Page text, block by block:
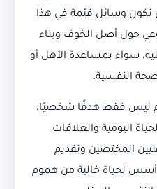
تكون وسائل قيّمة في هذا
حول أصل الخوف وبناء
سواء بمساعدة الأهل أو
النفسية.
ليس فقط هدفًا شخصيًا،
اليومية والعلاقات
المختصين وتقديم
أسس لحياة خالية من هموم